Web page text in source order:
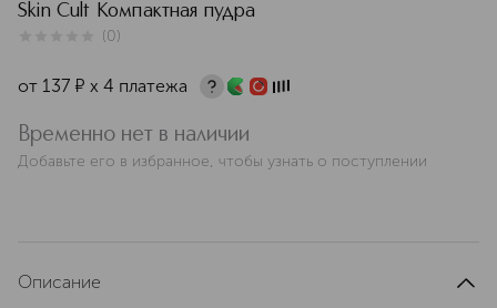
Skin Cult Компактная пудра
(0)
от 137 ¤ х 4 платежа
Временно нет в наличии
Добавьте его в избранное, чтобы узнать о поступлении
Описание